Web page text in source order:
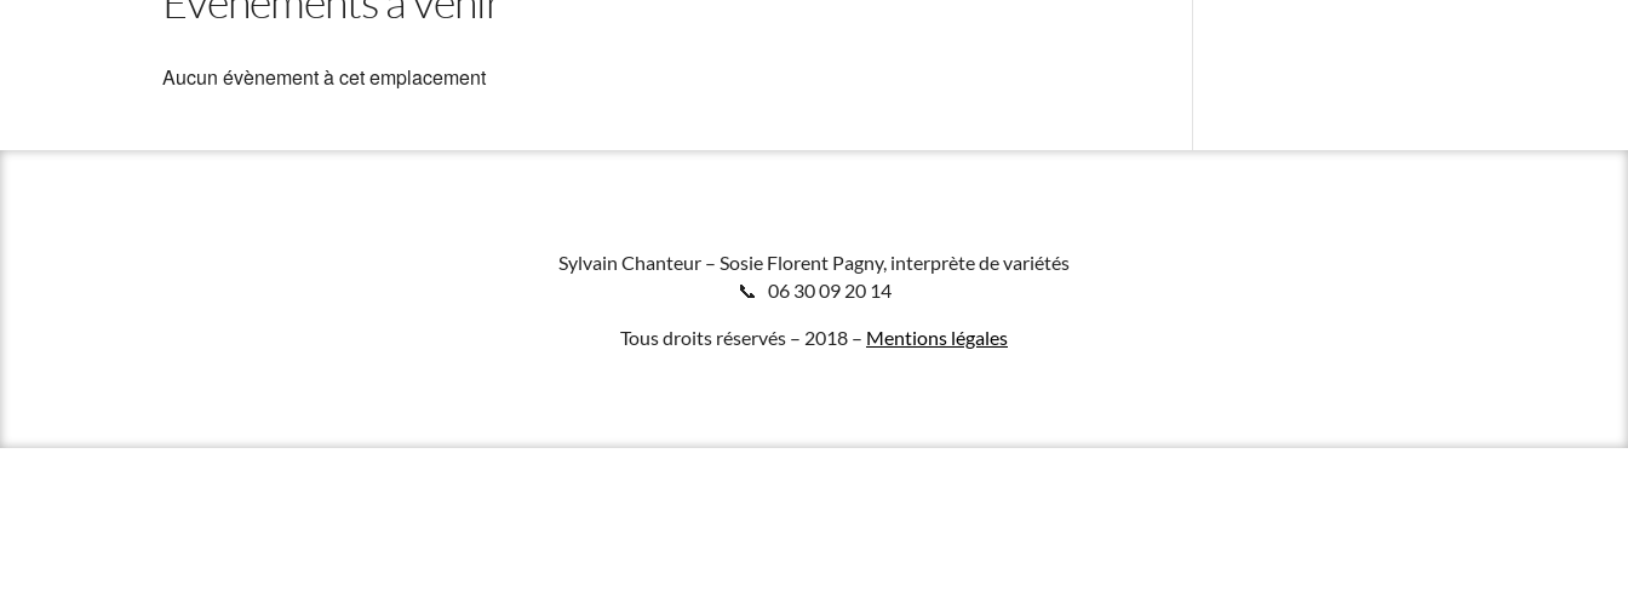
Aucun évènement à cet emplacement
Sylvain Chanteur – Sosie Florent Pagny, interprète de variétés
📞 06 30 09 20 14
Tous droits réservés – 2018 – Mentions légales